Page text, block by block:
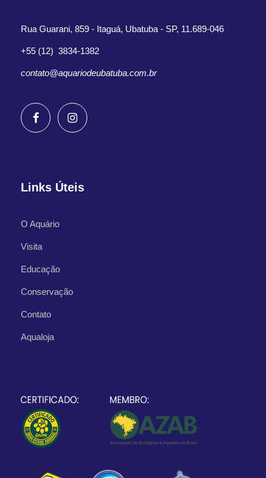
Rua Guarani, 859 - Itaguá, Ubatuba - SP, 11.689-046
+55 (12) 3834-1382
contato@aquariodeubatuba.com.br
Links Úteis
O Aquário
Visita
Educação
Conservação
Contato
Aqualoja